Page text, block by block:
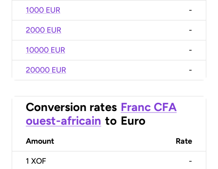
1000 EUR -
2000 EUR -
10000 EUR -
20000 EUR -
Conversion rates Franc CFA
ouest-africain to Euro
Amount Rate
1 XOF -